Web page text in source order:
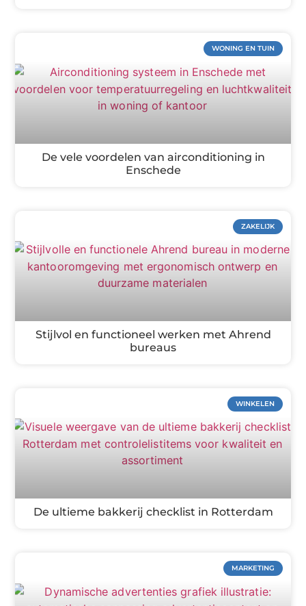
WONING EN TUIN
De vele voordelen van airconditioning in
Enschede
ZAKELIJK
Stijlvol en functioneel werken met Ahrend
bureaus
WINKELEN
De ultieme bakkerij checklist in Rotterdam
MARKETING